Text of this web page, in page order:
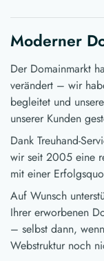
Moderner
Der Domainmarkt
verändert – wir
begleitet und
unserer Kunden
Dank Treuhand-
wir seit 2005 eine
mit einer
Auf Wunsch
Ihrer erworbenen
– selbst dann,
Webstruktur noch